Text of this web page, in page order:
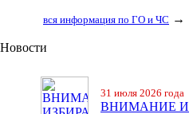
вся информация по ГО и ЧС →
Новости
31 июля 2026 года
ВНИМАНИЕ